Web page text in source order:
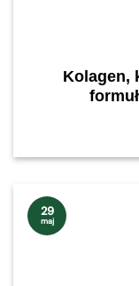
Kolagen,
29
maj